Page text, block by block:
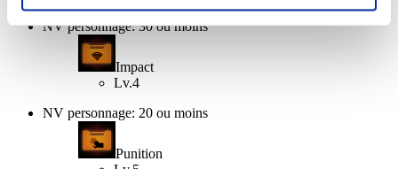
NV personnage: 30 ou moins
Impact
Lv.4
NV personnage: 20 ou moins
Punition